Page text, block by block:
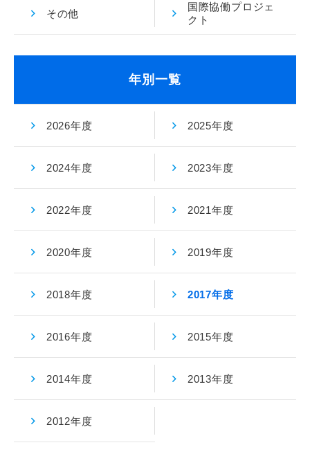
その他
国際協働プロジェ
クト
年別一覧
2026年度 2025年度
2024年度 2023年度
2022年度 2021年度
2020年度 2019年度
2018年度 2017年度
2016年度 2015年度
2014年度 2013年度
2012年度